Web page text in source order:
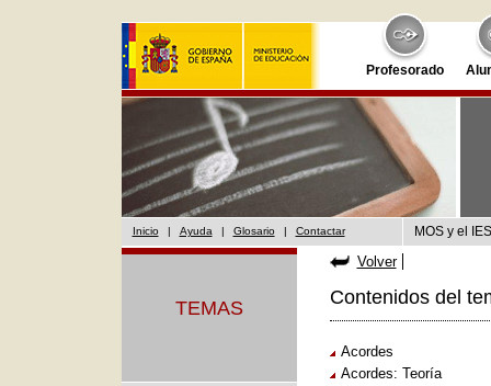
Profesorado
Inicio | Ayuda | Glosario | Contactar MOS y el
TEMAS
Volver
Contenidos del
Acordes
Acordes: Teoría